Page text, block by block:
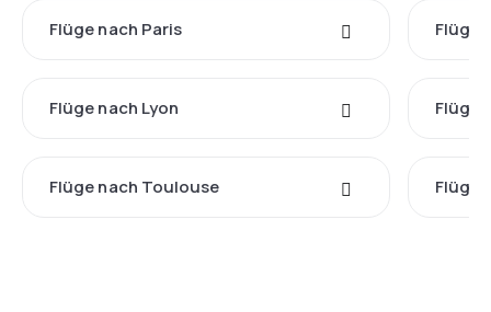
Flüge nach Paris Flüge
Flüge nach Lyon Flüge
Flüge nach Toulouse Flüge